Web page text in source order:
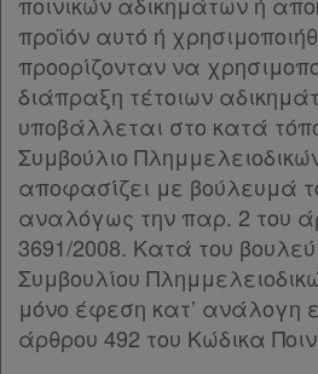
βρίσκω
Παρ.2
Παρ.3
Άρθρο 28 [-]
Παρ.1
Παρ.2
Παρ.3
Άρθρο 29 [-]
Παρ.1
Παρ.2
ΚΕΦΑΛΑΙΟ Δ΄ [-]
Άρθρο 30
Άρθρο 31 [-]
προϊόν αυτό ή
προορίζονταν να
διάπραξη τέτοιων
υποβάλλεται στο κατά
Συμβούλιο
αποφασίζει με βούλευμά
αναλόγως την παρ. 2 του
3691/2008. Κατά του
Συμβουλίου
μόνο έφεση κατ’ ανάλογη
άρθρου 492 του Κώδικα